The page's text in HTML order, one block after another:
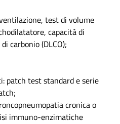
test di volume
capacità di
carbonio (DLCO);
patch test standard e serie
cronica o
immuno-enzimatiche